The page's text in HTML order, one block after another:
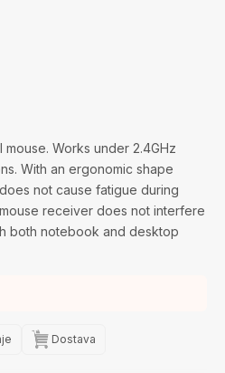
Works under 2.4GHz
With an ergonomic shape
not cause fatigue during
receiver does not interfere
both notebook and desktop
Dostava